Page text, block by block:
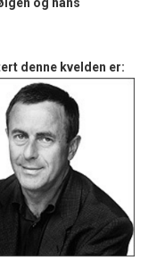
denne kvelden er: